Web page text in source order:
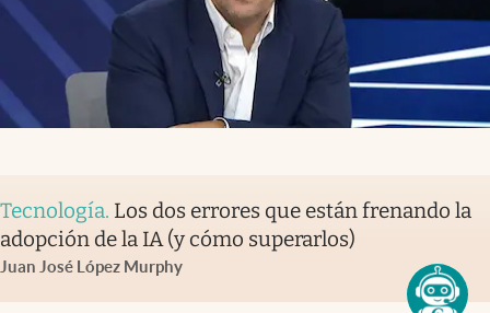
Tecnología. Los dos errores que están frenando la
adopción de la IA (y cómo superarlos)
Juan José López Murphy